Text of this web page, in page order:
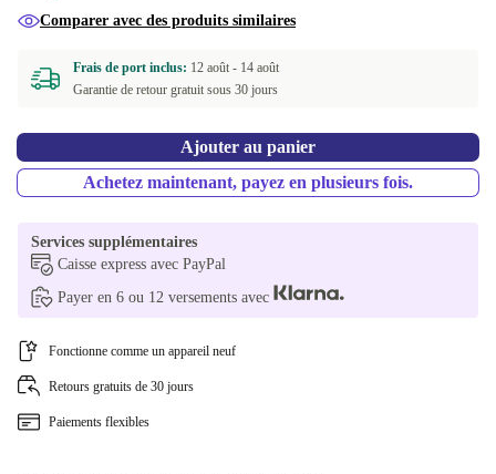
Comparer avec des produits similaires
Frais de port inclus: 12 août - 14 août
Garantie de retour gratuit sous 30 jours
Ajouter au panier
Achetez maintenant, payez en plusieurs fois.
Services supplémentaires
Caisse express avec PayPal
Payer en 6 ou 12 versements avec
Fonctionne comme un appareil neuf
Retours gratuits de 30 jours
Paiements flexibles